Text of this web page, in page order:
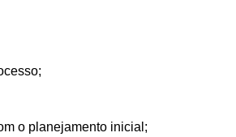
o planejamento inicial;